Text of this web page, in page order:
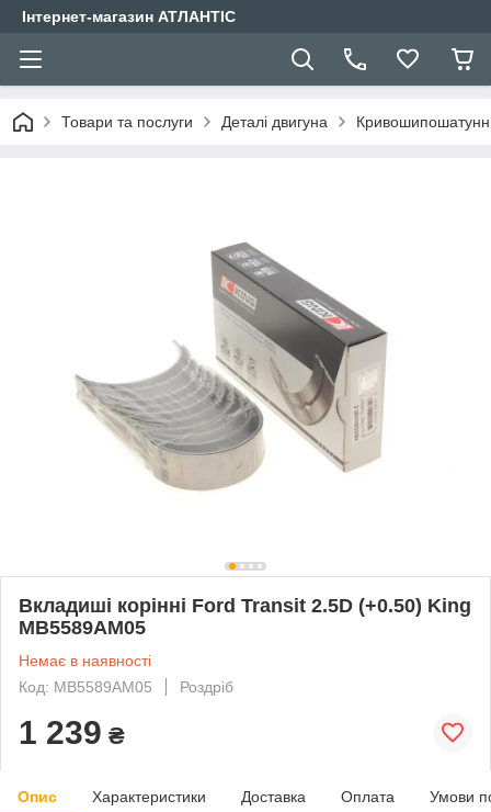
Інтернет-магазин АТЛАНТІС
Товари та послуги Деталі двигуна
Вкладиші корінні Ford Transit 2.5D (+0.50) King
MB5589AM05
Немає в наявності
Код: MB5589AM05
Роздріб
1 239 ₴
Опис Характеристики Доставка Оплата Умови